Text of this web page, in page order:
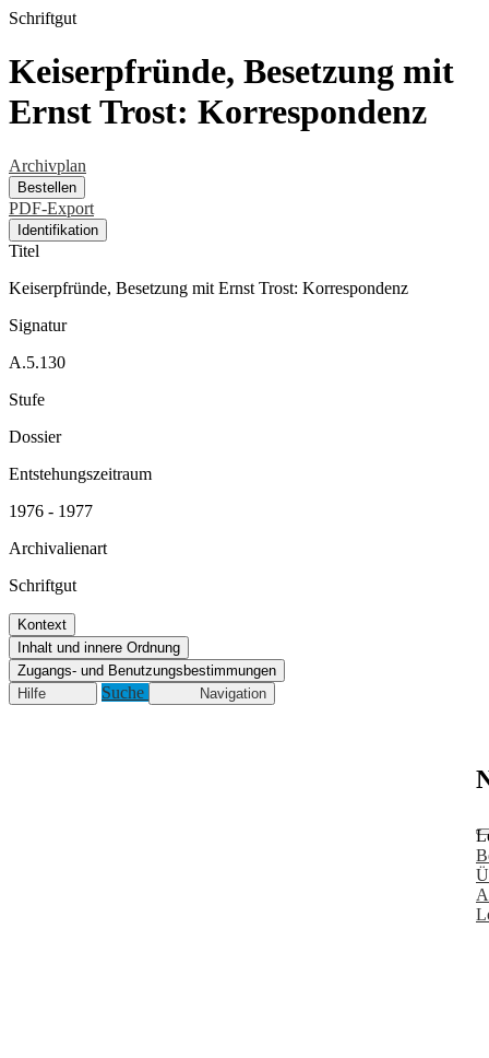
Schriftgut
Keiserpfründe, Besetzung mit
Ernst Trost: Korrespondenz
Archivplan
Bestellen
PDF-Export
Identifikation
Titel
Keiserpfründe, Besetzung mit Ernst Trost: Korrespondenz
Signatur
A.5.130
Stufe
Dossier
Entstehungszeitraum
1976 - 1977
Archivalienart
Schriftgut
Kontext
Inhalt und innere Ordnung
Zugangs- und Benutzungsbestimmungen
Hilfe
Suche Navigation